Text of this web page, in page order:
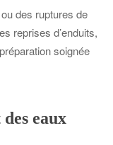
des ruptures de
reprises d’enduits,
soignée
eaux